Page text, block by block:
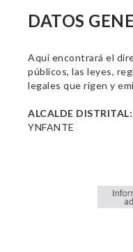
DATOS
Aquí encontrará el
públicos, las leyes,
legales que rigen y
ALCALDE DISTRITAL:
YNFANTE